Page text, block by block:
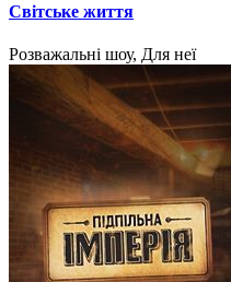
Світське життя
Розважальні шоу, Для неї